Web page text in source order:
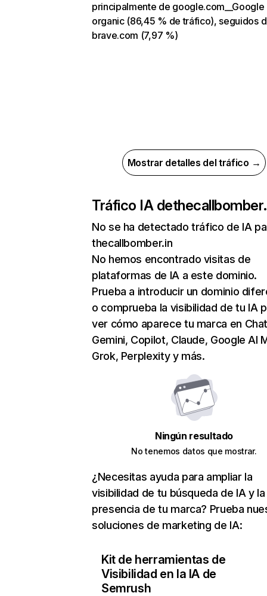
principalmente de google.com__Google
organic (86,45 % de tráfico), seguidos
brave.com (7,97 %)
Mostrar detalles del tráfico →
Tráfico IA de
No se ha detectado tráfico de IA
thecallbomber.in
No hemos encontrado visitas de
plataformas de IA a este dominio.
Prueba a introducir un dominio
o comprueba la visibilidad de tu IA
ver cómo aparece tu marca en
Gemini, Copilot, Claude, Google AI
Grok, Perplexity y más.
Ningún resultado
No tenemos datos que mostrar.
¿Necesitas ayuda para ampliar la
visibilidad de tu búsqueda de IA y la
presencia de tu marca? Prueba
soluciones de marketing de IA:
Kit de herramientas de
Visibilidad en la IA de
Semrush